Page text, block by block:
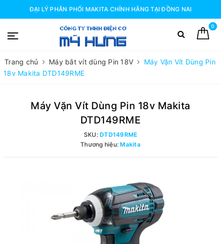
ĐẠI LÝ PHÂN PHỐI MAKITA CHÍNH HÃNG TẠI ĐỒNG NAI
0
Trang chủ Máy bắt vít dùng Pin 18V
Máy Vặn Vít Dùng Pin
18v Makita DTD149RME
Máy Vặn Vít Dùng Pin 18v Makita
DTD149RME
SKU: DTD149RME
Thương hiệu:Makita